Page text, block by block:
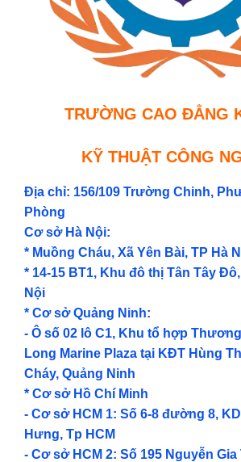
TRƯỜNG CAO ĐẲNG
KỸ THUẬT CÔNG
Địa chỉ: 156/109 Trường Chinh,
Phòng
Cơ sở Hà Nội:
* Muồng Cháu, Xã Yên Bài, TP Hà
* 14-15 BT1, Khu đô thị Tân Tây
Nội
* Cơ sở Quảng Ninh:
- Ô số 02 lô C1, Khu tổ hợp
Long Marine Plaza tại KĐT Hùng
Cháy, Quảng Ninh
* Cơ sở Hồ Chí Minh
- Cơ sở HCM 1: Số 6-8 đường 8,
Hưng, Tp HCM
- Cơ sở HCM 2: Số 195 Nguyễn